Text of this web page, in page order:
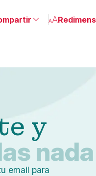
y
nada
email para